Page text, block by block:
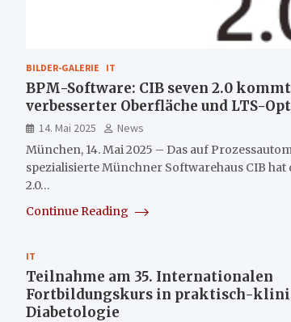
BILDER-GALERIE IT
BPM-Software: CIB seven 2.0
verbesserter Oberfläche und LTS-
14. Mai 2025
News
München, 14. Mai 2025 – Das auf
spezialisierte Münchner Softwarehaus CIB hat
2.0…
Continue Reading
IT
Teilnahme am 35. Internationalen
Fortbildungskurs in praktisch-
Diabetologie